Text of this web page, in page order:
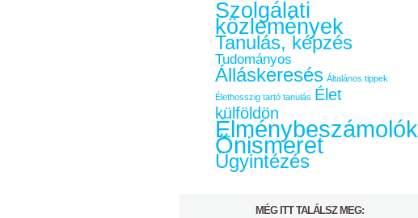
Szolgálati
közlemények
Tanulás, képzés
Tudományos
Álláskeresés Általános tippek
Élethosszig tartó tanulás Élet
külföldön
Élménybeszámolók
Önismeret
Ügyintézés
MÉG ITT TALÁLSZ MEG: